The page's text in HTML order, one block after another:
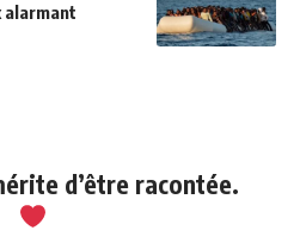
alarmant
d’être racontée.